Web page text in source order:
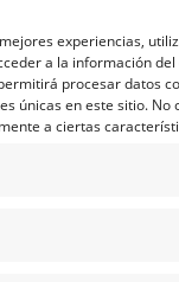
experiencias,
a la información
procesar datos
únicas en este sitio.
a ciertas
Política
Política